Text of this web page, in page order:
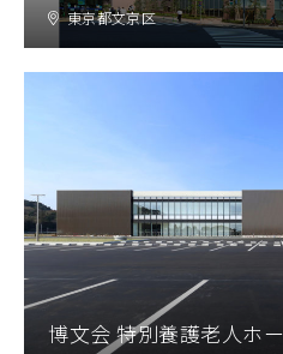
東京都文京区
博文会 特別養護老人ホ